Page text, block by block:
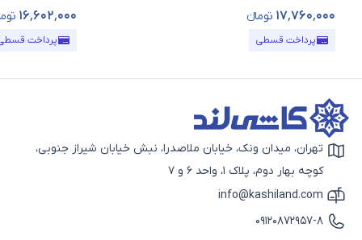
۱۷٬۷۶۰٬۰۰۰ تومانءقیمت محصول
پرداخت قسطی
۱۶٬۶۰۲٬۰۰۰
قیمت محصول
پرداخت
آیکون نقشه
تهران، میدان ونک، خیابان ملاصدرا، نبش خیابان شیراز جنوبی،
کوچه بهار دوم، پلاک 1، واحد 6 و 7
آیکون ایمیل
info@kashiland.com
آیکون تماس
09120872957-8